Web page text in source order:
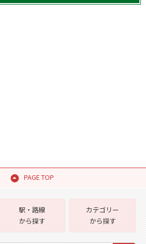
PAGE TOP
駅・路線
から探す
カテゴリー
から探す